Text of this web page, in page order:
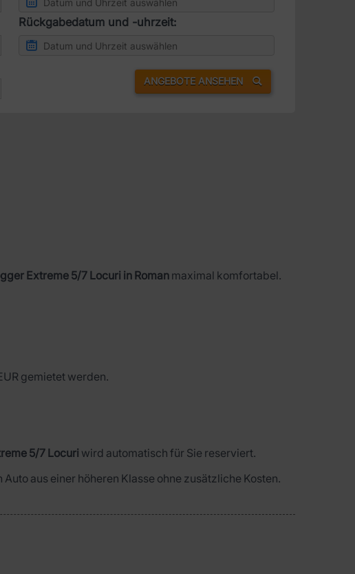
Rückgabedatum und -uhrzeit:
ANGEBOTE ANSEHEN
Extreme 5/7 Locuri in Roman maximal komfortabel.
gemietet werden.
5/7 Locuri wird automatisch für Sie reserviert.
aus einer höheren Klasse ohne zusätzliche Kosten.